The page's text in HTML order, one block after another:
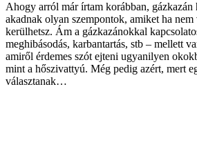
Ahogy arról már írtam korábban, gázkazán
akadnak olyan szempontok, amiket ha
kerülhetsz. Ám a gázkazánokkal
meghibásodás, karbantartás, stb – mellett
amiről érdemes szót ejteni ugyanilyen
mint a hőszivattyú. Még pedig azért, mert
választanak…